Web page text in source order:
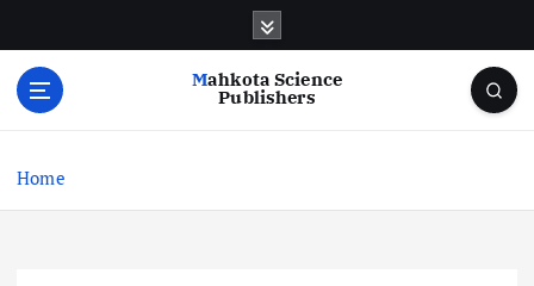
o
Mahkota Science
Publishers
Home